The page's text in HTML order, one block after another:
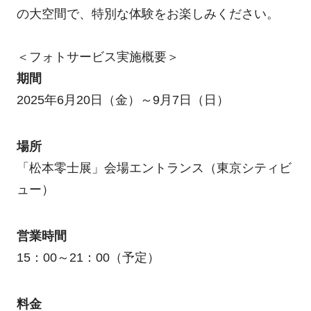
の大空間で、特別な体験をお楽しみください。
＜フォトサービス実施概要＞
期間
2025年6月20日（金）～9月7日（日）
場所
「松本零士展」会場エントランス（東京シティビ
ュー）
営業時間
15：00～21：00（予定）
料金